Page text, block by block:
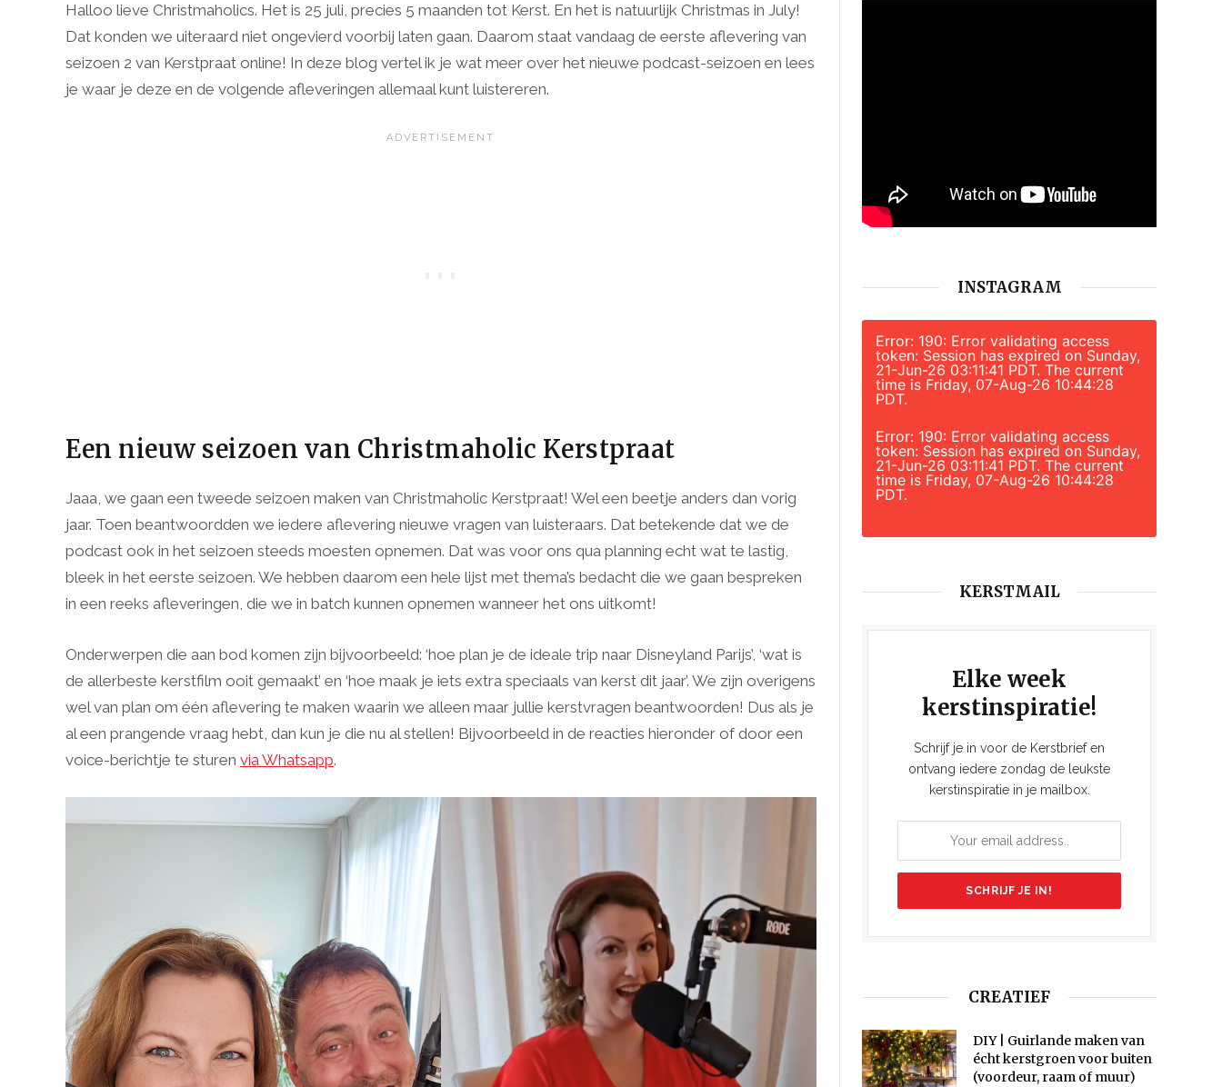
Halloo lieve Christmaholics. Het is 25 juli, precies 5 maanden tot Kerst. En het is natuurlijk Christmas in July!
Dat konden we uiteraard niet ongevierd voorbij laten gaan. Daarom staat vandaag de eerste aflevering van
seizoen 2 van Kerstpraat online! In deze blog vertel ik je wat meer over het nieuwe podcast-seizoen en lees
je waar je deze en de volgende afleveringen allemaal kunt luistereren.
Een nieuw seizoen van Christmaholic Kerstpraat
Jaaa, we gaan een tweede seizoen maken van Christmaholic Kerstpraat! Wel een beetje anders dan vorig
jaar. Toen beantwoordden we iedere aflevering nieuwe vragen van luisteraars. Dat betekende dat we de
podcast ook in het seizoen steeds moesten opnemen. Dat was voor ons qua planning echt wat te lastig,
bleek in het eerste seizoen. We hebben daarom een hele lijst met thema’s bedacht die we gaan bespreken
in een reeks afleveringen, die we in batch kunnen opnemen wanneer het ons uitkomt!
Onderwerpen die aan bod komen zijn bijvoorbeeld: ‘hoe plan je de ideale trip naar Disneyland Parijs’, ‘wat is
de allerbeste kerstfilm ooit gemaakt’ en ‘hoe maak je iets extra speciaals van kerst dit jaar’. We zijn overigens
wel van plan om één aflevering te maken waarin we alleen maar jullie kerstvragen beantwoorden! Dus als je
al een prangende vraag hebt, dan kun je die nu al stellen! Bijvoorbeeld in de reacties hieronder of door een
voice-berichtje te sturen via Whatsapp.
INSTAGRAM
Error: 190: Error validating access
token: Session has expired on Sunday,
21-Jun-26 03:11:41 PDT. The current
time is Friday, 07-Aug-26 10:44:28
PDT.
Error: 190: Error validating access
token: Session has expired on Sunday,
21-Jun-26 03:11:41 PDT. The current
time is Friday, 07-Aug-26 10:44:28
PDT.
KERSTMAIL
Elke week
kerstinspiratie!
Schrijf je in voor de Kerstbrief en
ontvang iedere zondag de leukste
kerstinspiratie in je mailbox.
CREATIEF
DIY | Guirlande maken van
écht kerstgroen voor buiten
(voordeur, raam of muur)